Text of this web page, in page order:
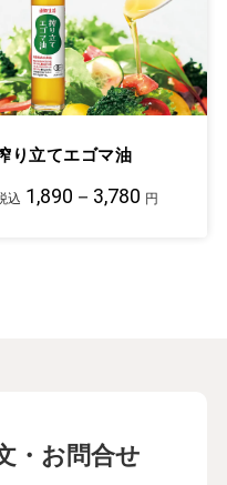
り立てエゴマ油
込 1,890－3,780 円
・お問合せ